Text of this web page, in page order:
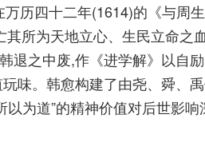
万历四十二年(1614)的《与周
其所为天地立心、生民立命之
退之中废,作《进学解》以自
味。韩愈构建了由尧、舜、
为道”的精神价值对后世影响